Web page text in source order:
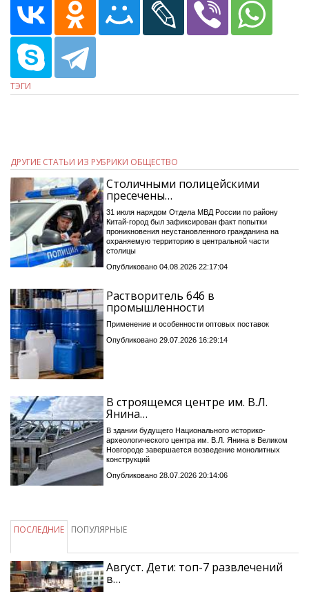
ТЭГИ
ДРУГИЕ СТАТЬИ ИЗ РУБРИКИ ОБЩЕСТВО
Столичными полицейскими
пресечены…
31 июля нарядом Отдела МВД России по району
Китай-город был зафиксирован факт попытки
проникновения неустановленного гражданина на
охраняемую территорию в центральной части
столицы
Опубликовано 04.08.2026 22:17:04
Растворитель 646 в
промышленности
Применение и особенности оптовых поставок
Опубликовано 29.07.2026 16:29:14
В строящемся центре им. В.Л.
Янина…
В здании будущего Национального историко-
археологического центра им. В.Л. Янина в Великом
Новгороде завершается возведение монолитных
конструкций
Опубликовано 28.07.2026 20:14:06
ПОСЛЕДНИЕ ПОПУЛЯРНЫЕ
Август. Дети: топ-7 развлечений
в…